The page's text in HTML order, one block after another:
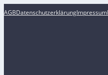
AGBDatenschutzerklärungImpressum